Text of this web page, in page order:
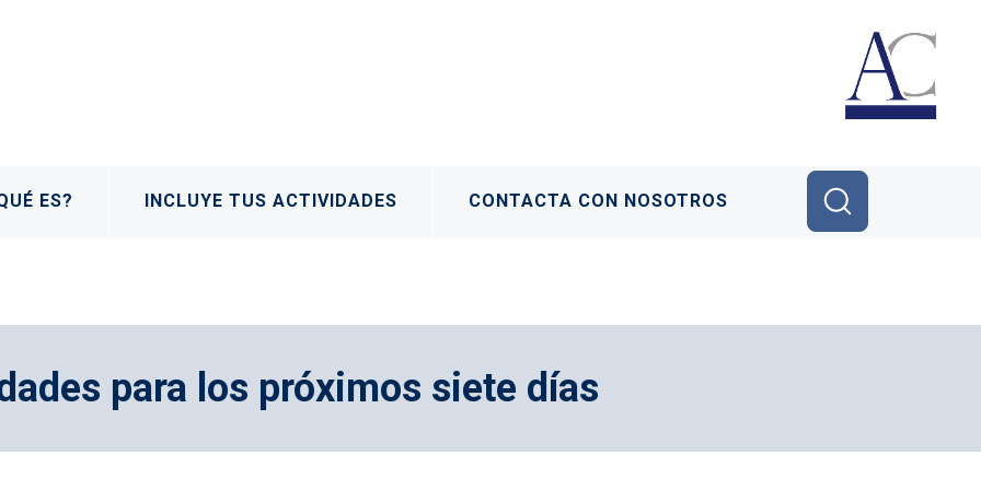
ES? INCLUYE TUS ACTIVIDADES CONTACTA CON NOSOTROS
para los próximos siete días